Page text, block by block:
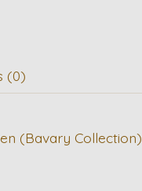
(0)
(Bavary Collection)